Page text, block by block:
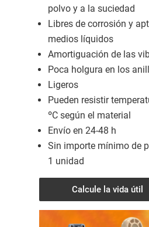
polvo y a la suciedad
Libres de corrosión y
medios líquidos
Amortiguación de las
Poca holgura en los
Ligeros
Pueden resistir
ºC según el material
Envío en 24-48 h
Sin importe mínimo de
1 unidad
Calcule la vida útil